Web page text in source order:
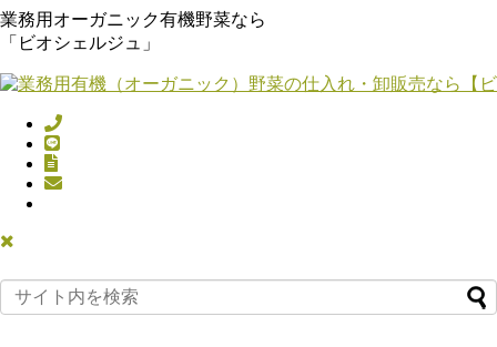
業務用オーガニック有機野菜なら
「ビオシェルジュ」